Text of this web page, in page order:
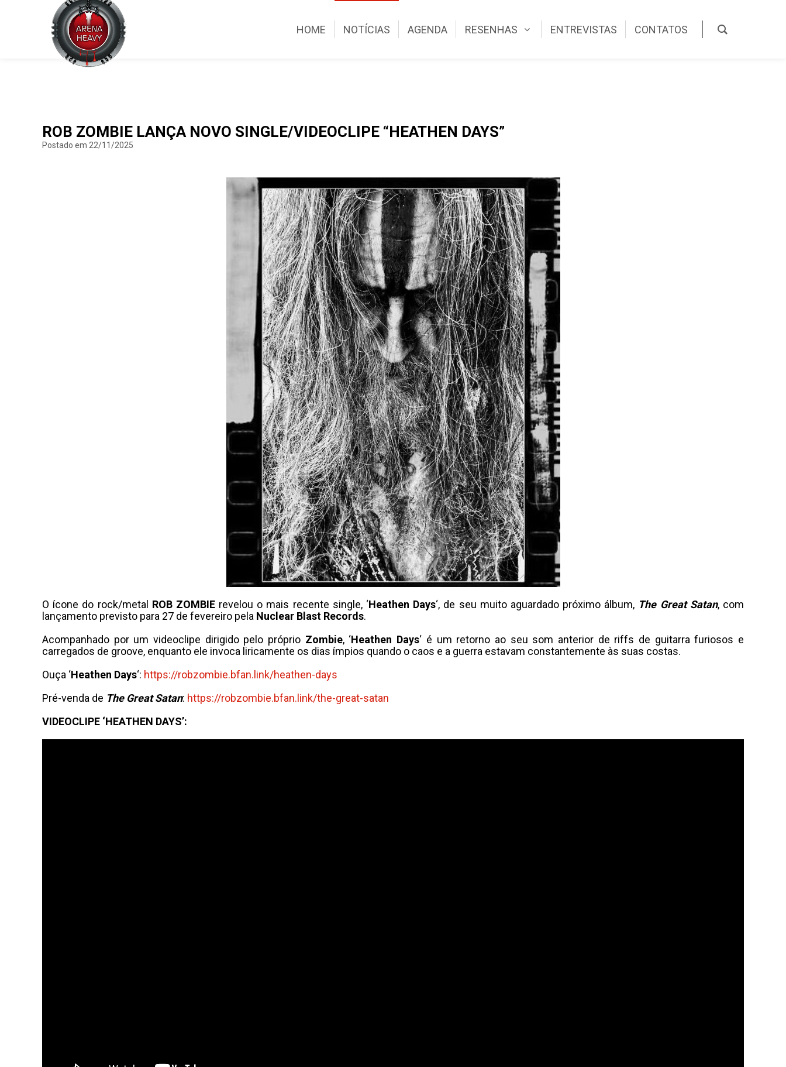
HOME NOTÍCIAS AGENDA RESENHAS ENTREVISTAS CONTATOS
ROB ZOMBIE LANÇA NOVO SINGLE/VIDEOCLIPE “HEATHEN DAYS”
Postado em 22/11/2025
O ícone do rock/metal ROB ZOMBIErevelou o mais recente single, ‘Heathen Days‘, de seu muito aguardado próximo álbum, The Great Satan, com
lançamento previsto para 27 de fevereiro pela Nuclear Blast Records.
Acompanhado por um videoclipe dirigido pelo próprio Zombie, ‘Heathen Days‘ é um retorno ao seu som anterior de riffs de guitarra furiosos e
carregados de groove, enquanto ele invoca liricamente os dias ímpios quando o caos e a guerra estavam constantemente às suas costas.
Ouça ‘Heathen Days‘: https://robzombie.bfan.link/heathen-days
Pré-venda de The Great Satan: https://robzombie.bfan.link/the-great-satan
VIDEOCLIPE ‘HEATHEN DAYS’: